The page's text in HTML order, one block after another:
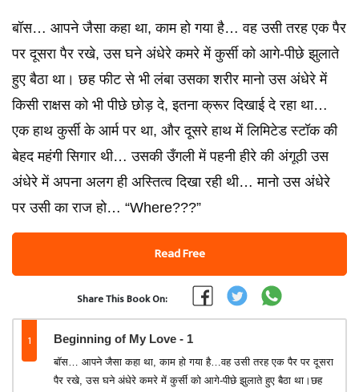
बॉस… आपने जैसा कहा था, काम हो गया है… वह उसी तरह एक पैर
पर दूसरा पैर रखे, उस घने अंधेरे कमरे में कुर्सी को आगे-पीछे झुलाते
हुए बैठा था। छह फीट से भी लंबा उसका शरीर मानो उस अंधेरे में
किसी राक्षस को भी पीछे छोड़ दे, इतना क्रूर दिखाई दे रहा था…
एक हाथ कुर्सी के आर्म पर था, और दूसरे हाथ में लिमिटेड स्टॉक की
बेहद महंगी सिगार थी… उसकी उँगली में पहनी हीरे की अंगूठी उस
अंधेरे में अपना अलग ही अस्तित्व दिखा रही थी… मानो उस अंधेरे
पर उसी का राज हो… “Where???”
Read Free
Share This Book On:
1 Beginning of My Love - 1
बॉस… आपने जैसा कहा था, काम हो गया है…वह उसी तरह एक पैर पर दूसरा
पैर रखे, उस घने अंधेरे कमरे में कुर्सी को आगे-पीछे झुलाते हुए बैठा था।छह